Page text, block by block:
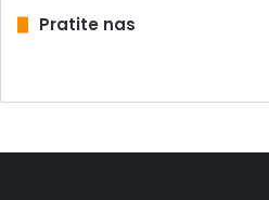
Pratite nas